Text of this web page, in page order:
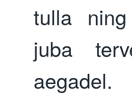
tulla
juba
aegadel.